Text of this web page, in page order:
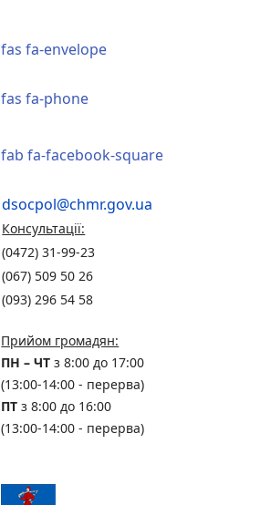
fas fa-envelope
fas fa-phone
fab fa-facebook-square
dsocpol@chmr.gov.ua
Консультації:
(0472) 31-99-23
(067) 509 50 26
(093) 296 54 58
Прийом громадян:
ПН – ЧТ з 8:00 до 17:00
(13:00-14:00 - перерва)
ПТ з 8:00 до 16:00
(13:00-14:00 - перерва)